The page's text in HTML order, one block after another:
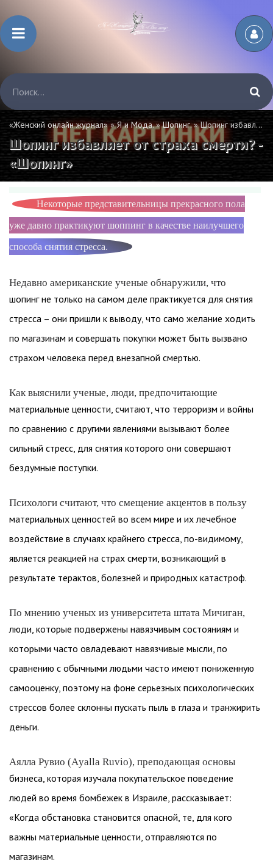
«Женский онлайн журнал»»Я и Мода.»Шопинг.» Шопинг избавляет от страха смерти? - «Шопинг»
Шопинг избавляет от страха смерти? -
«Шопинг»
Некоторые представительницы прекрасного пола
уже давно практикуют шоппинг в качестве наилучшего
способа снятия стресса.
Недавно американские ученые обнаружили, что
шопинг не только на самом деле практикуется для снятия
стресса – они пришли к выводу, что само желание ходить
по магазинам и совершать покупки может быть вызвано
страхом человека перед внезапной смертью.
Как выяснили ученые, люди, предпочитающие
материальные ценности, считают, что терроризм и войны
по сравнению с другими явлениями вызывают более
сильный стресс, для снятия которого они совершают
бездумные поступки.
Психологи считают, что смещение акцентов в пользу
материальных ценностей во всем мире и их лечебное
воздействие в случаях крайнего стресса, по-видимому,
является реакцией на страх смерти, возникающий в
результате терактов, болезней и природных катастроф.
По мнению ученых из университета штата Мичиган,
люди, которые подвержены навязчивым состояниям и
которыми часто овладевают навязчивые мысли, по
сравнению с обычными людьми часто имеют пониженную
самооценку, поэтому на фоне серьезных психологических
стрессов более склонны пускать пыль в глаза и транжирить
деньги.
Аялла Рувио (Ayalla Ruvio), преподающая основы
бизнеса, которая изучала покупательское поведение
людей во время бомбежек в Израиле, рассказывает:
«Когда обстановка становится опасной, те, для кого
важны материальные ценности, отправляются по
магазинам.